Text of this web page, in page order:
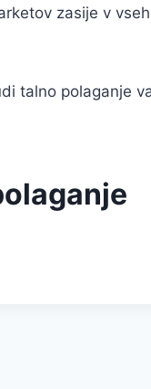
zasije v
talno polaganje